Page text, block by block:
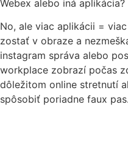
Webex alebo iná
No, ale viac aplikácii =
zostať v obraze a
instagram správa alebo
workplace zobrazí počas
dôležitom online stretnutí
spôsobiť poriadne faux pas.